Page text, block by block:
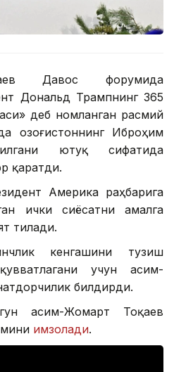
Давос форумида
Дональд Трампнинг 365
деб номланган расмий
Қозоғистоннинг Иброҳим
ютуқ сифатида
қаратди.
Америка раҳбарига
ички сиёсатни амалга
тилади.
кенгашини тузиш
учун Қасим-
билдирди.
Қасим-Жомарт Тоқаев
имзолади.